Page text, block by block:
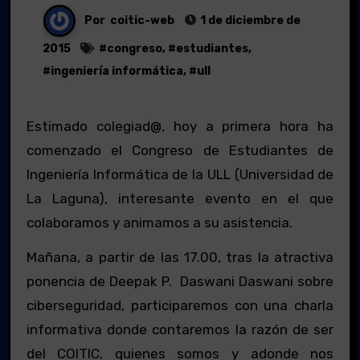
Por coitic-web 1 de diciembre de
2015 #congreso, #estudiantes,
#ingeniería informática, #ull
Estimado colegiad@, hoy a primera hora ha
comenzado el Congreso de Estudiantes de
Ingeniería Informática de la ULL (Universidad de
La Laguna), interesante evento en el que
colaboramos y animamos a su asistencia.
Mañana, a partir de las 17.00, tras la atractiva
ponencia de Deepak P. Daswani Daswani sobre
ciberseguridad, participaremos con una charla
informativa donde contaremos la razón de ser
del COITIC, quienes somos y adonde nos